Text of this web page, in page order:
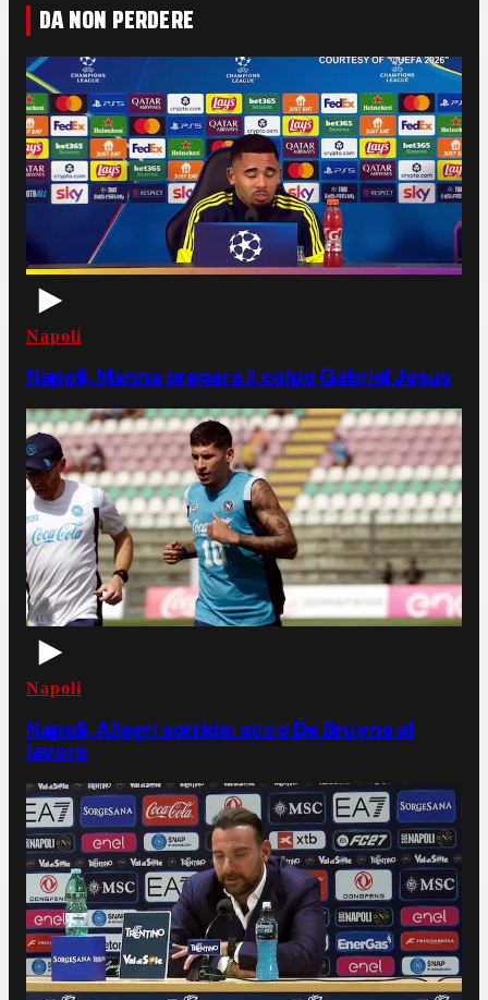
DA NON PERDERE
Napoli
Napoli, Manna prepara il colpo Gabriel Jesus
Napoli
Napoli, Allegri sorride: ecco De Bruyne al
lavoro